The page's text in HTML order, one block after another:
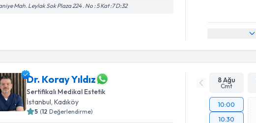
Mah. Leylak Sok Plaza 224 . No : 5 Kat :7 D:32
Dr. Koray Yıldız
Sertifikalı Medikal Estetik
İstanbul, Kadıköy
5 (12 Değerlendirme)
8 Ağu
Cmt
10:00
10:30